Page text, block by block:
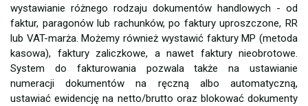
wystawianie różnego rodzaju dokumentów handlowych - od
faktur, paragonów lub rachunków, po faktury uproszczone, RR
lub VAT-marża. Możemy również wystawić faktury MP (metoda
kasowa), faktury zaliczkowe, a nawet faktury nieobrotowe.
System do fakturowania pozwala także na ustawianie
numeracji dokumentów na ręczną albo automatyczną,
ustawiać ewidencję na netto/brutto oraz blokować dokumenty